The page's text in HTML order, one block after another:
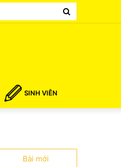
SINH VIÊN
Bài mới